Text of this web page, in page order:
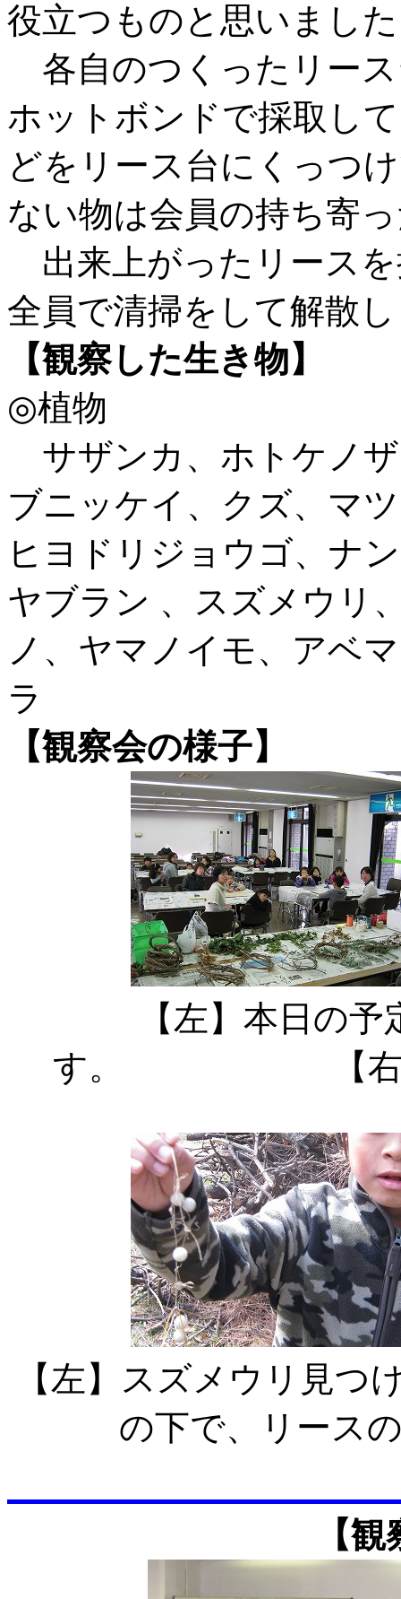
役立つものと思いまし
各自のつくったリー
ホットボンドで採取し
どをリース台にくっつ
ない物は会員の持ち寄
出来上がったリース
全員で清掃をして解散
【観察した生き物】
◎植物
サザンカ、ホトケノ
ブニッケイ、クズ、マ
ヒヨドリジョウゴ、ナ
ヤブラン 、スズメウリ
ノ、ヤマノイモ、アベ
ラ
【観察会の様子】
【左】本日の
す。 【右】早
【左】スズメウ
の下で、リース
【